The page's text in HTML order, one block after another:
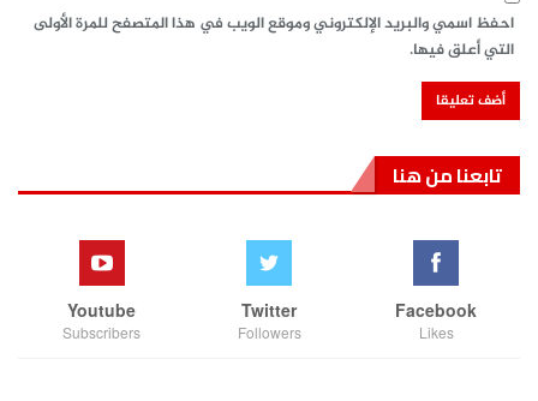
احفظ اسمي والبريد الإلكتروني وموقع الويب في هذا المتصفح للمرة الأولى
التي أعلق فيها.
تابعنا من هنا
Facebook
Likes
Twitter
Followers
Youtube
Subscribers